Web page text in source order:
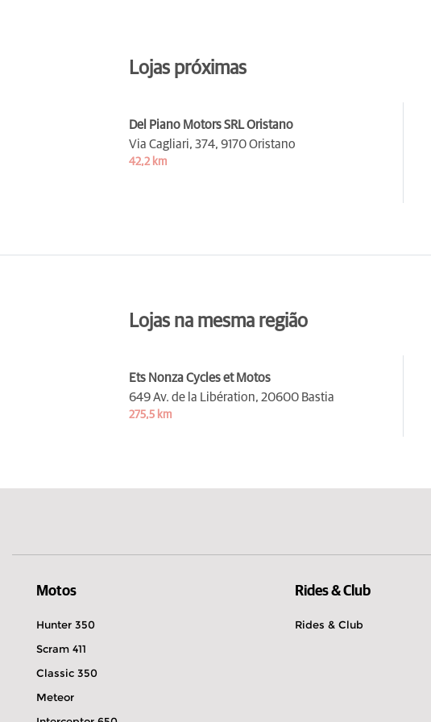
Lojas próximas
Del Piano Motors SRL Oristano
Via Cagliari, 374, 9170 Oristano
42,2 km
Lojas na mesma região
Ets Nonza Cycles et Motos
649 Av. de la Libération, 20600 Bastia
275,5 km
Motos
Hunter 350
Scram 411
Classic 350
Meteor
Rides & Club
Rides & Club